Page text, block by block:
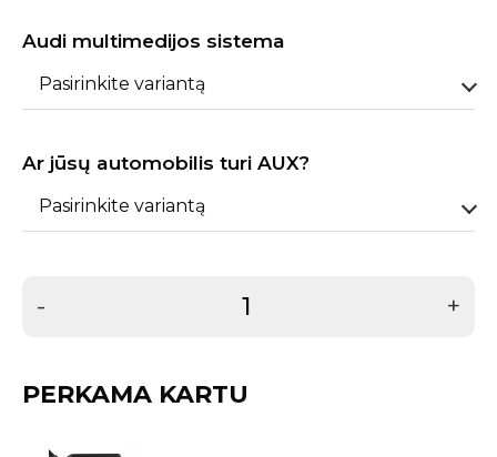
Audi multimedijos sistema
Pasirinkite variantą
Ar jūsų automobilis turi AUX?
Pasirinkite variantą
- +
PERKAMA KARTU